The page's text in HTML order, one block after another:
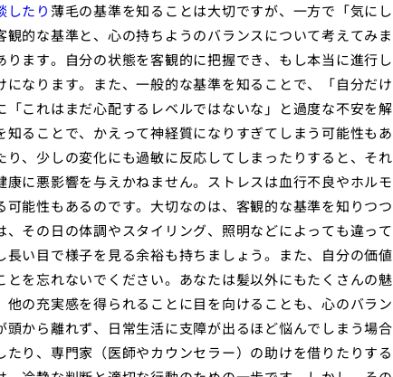
したり薄毛の基準を知ることは大切ですが、一方で「気にし
的な基準と、心の持ちようのバランスについて考えてみま
ます。自分の状態を客観的に把握でき、もし本当に進行し
なります。また、一般的な基準を知ることで、「自分だけ
これはまだ心配するレベルではないな」と過度な不安を解
ることで、かえって神経質になりすぎてしまう可能性もあ
、少しの変化にも過敏に反応してしまったりすると、それ
に悪影響を与えかねません。ストレスは血行不良やホルモ
能性もあるのです。大切なのは、客観的な基準を知りつつ
その日の体調やスタイリング、照明などによっても違って
い目で様子を見る余裕も持ちましょう。また、自分の価値
を忘れないでください。あなたは髪以外にもたくさんの魅
の充実感を得られることに目を向けることも、心のバラン
から離れず、日常生活に支障が出るほど悩んでしまう場合
り、専門家（医師やカウンセラー）の助けを借りたりする